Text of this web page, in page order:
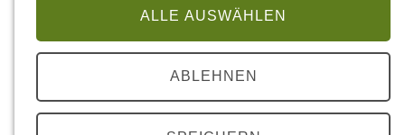
Color-Infrarot-Luftbilder
Dauerbeobachtungsfläche 408:
ALLE AUSWÄHLEN
ABLEHNEN